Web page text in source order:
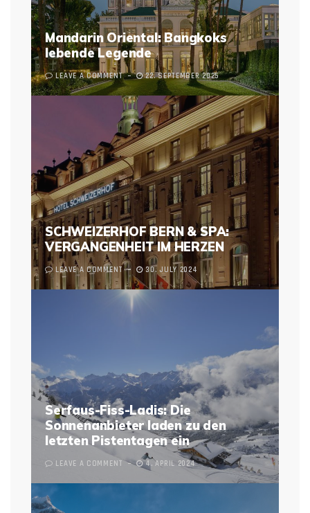
Mandarin Oriental: Bangkoks
lebende Legende
LEAVE A COMMENT 22. SEPTEMBER 2025
SCHWEIZERHOF BERN & SPA:
VERGANGENHEIT IM HERZEN
LEAVE A COMMENT 30. JULY 2024
Serfaus-Fiss-Ladis: Die
Sonnenanbieter laden zu den
letzten Pistentagen ein
LEAVE A COMMENT 4. APRIL 2024